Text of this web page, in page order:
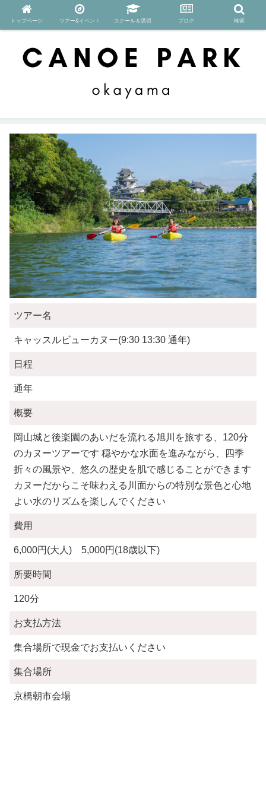
ツアー名
キャッスルビューカヌー(9:30 13:30 通年)
日程
通年
概要
岡山城と後楽園のあいだを流れる旭川を旅する、120分
のカヌーツアーです 穏やかな水面を進みながら、四季
折々の風景や、悠久の歴史を肌で感じることができます
カヌーだからこそ味わえる川面からの特別な景色と心地
よい水のリズムを楽しんでください
費用
6,000円(大人) 5,000円(18歳以下)
所要時間
120分
お支払方法
集合場所で現金でお支払いください
集合場所
京橋朝市会場
トップページ ツアー&イベント スクール＆講習 ブログ 検索